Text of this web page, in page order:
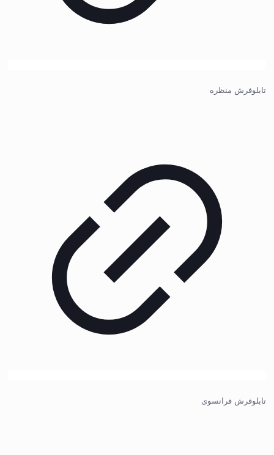
تابلوفرش منظره
تابلوفرش فرانسوی